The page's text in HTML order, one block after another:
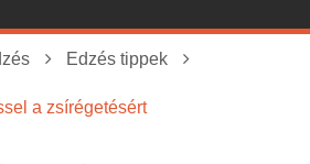
Edzés tippek
a zsírégetésért